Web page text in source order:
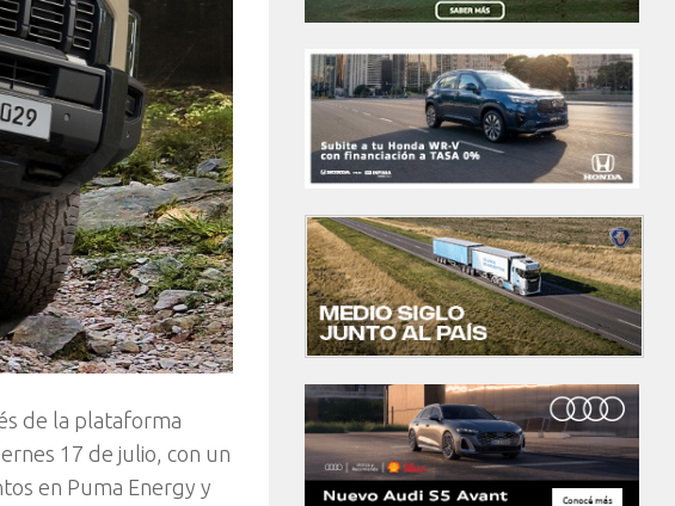
de la plataforma
17 de julio, con un
en Puma Energy y